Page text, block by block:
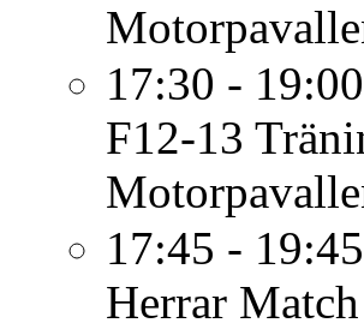
17:30 - 19:00
F12-13
17:45 - 19:45
Herrar